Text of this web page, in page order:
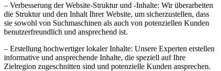
– Verbesserung der Website-Struktur und -Inhalte: Wir überarbeiten
die Struktur und den Inhalt Ihrer Website, um sicherzustellen, dass
sie sowohl von Suchmaschinen als auch von potenziellen Kunden
benutzerfreundlich und ansprechend ist.
– Erstellung hochwertiger lokaler Inhalte: Unsere Experten erstellen
informative und ansprechende Inhalte, die speziell auf Ihre
Zielregion zugeschnitten sind und potenzielle Kunden ansprechen.